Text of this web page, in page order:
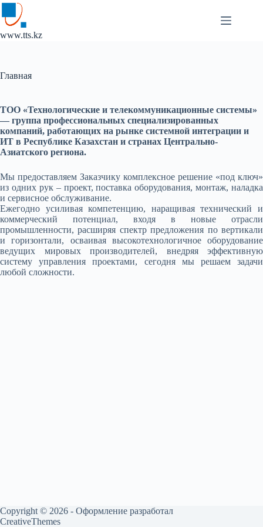
Перейти
к
сути
www.tts.kz
Главная
ТОО «Технологические и телекоммуникационные системы»
— группа профессиональных специализированных
компаний, работающих на рынке системной интеграции и
ИТ в Республике Казахстан и странах Центрально-
Азиатского региона.
Мы предоставляем Заказчику комплексное решение «под ключ»
из одних рук – проект, поставка оборудования, монтаж, наладка
и сервисное обслуживание.
Ежегодно усиливая компетенцию, наращивая технический и
коммерческий потенциал, входя в новые отрасли
промышленности, расширяя спектр предложения по вертикали
и горизонтали, осваивая высокотехнологичное оборудование
ведущих мировых производителей, внедряя эффективную
систему управления проектами, сегодня мы решаем задачи
любой сложности.
Copyright © 2026 - Оформление разработал
CreativeThemes